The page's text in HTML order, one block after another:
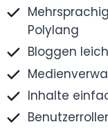
Polylang
Bloggen
Inhalte